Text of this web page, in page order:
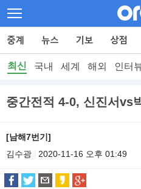
최신 국내 세계 해외 인터
중간전적 4-0, 신진서vs
[남해7번기]
김수광
2020-11-16 오후 01:49